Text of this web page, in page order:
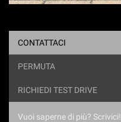
CONTATTACI
PERMUTA
RICHIEDI TEST DRIVE
Vuoi saperne di più? Scrivici!